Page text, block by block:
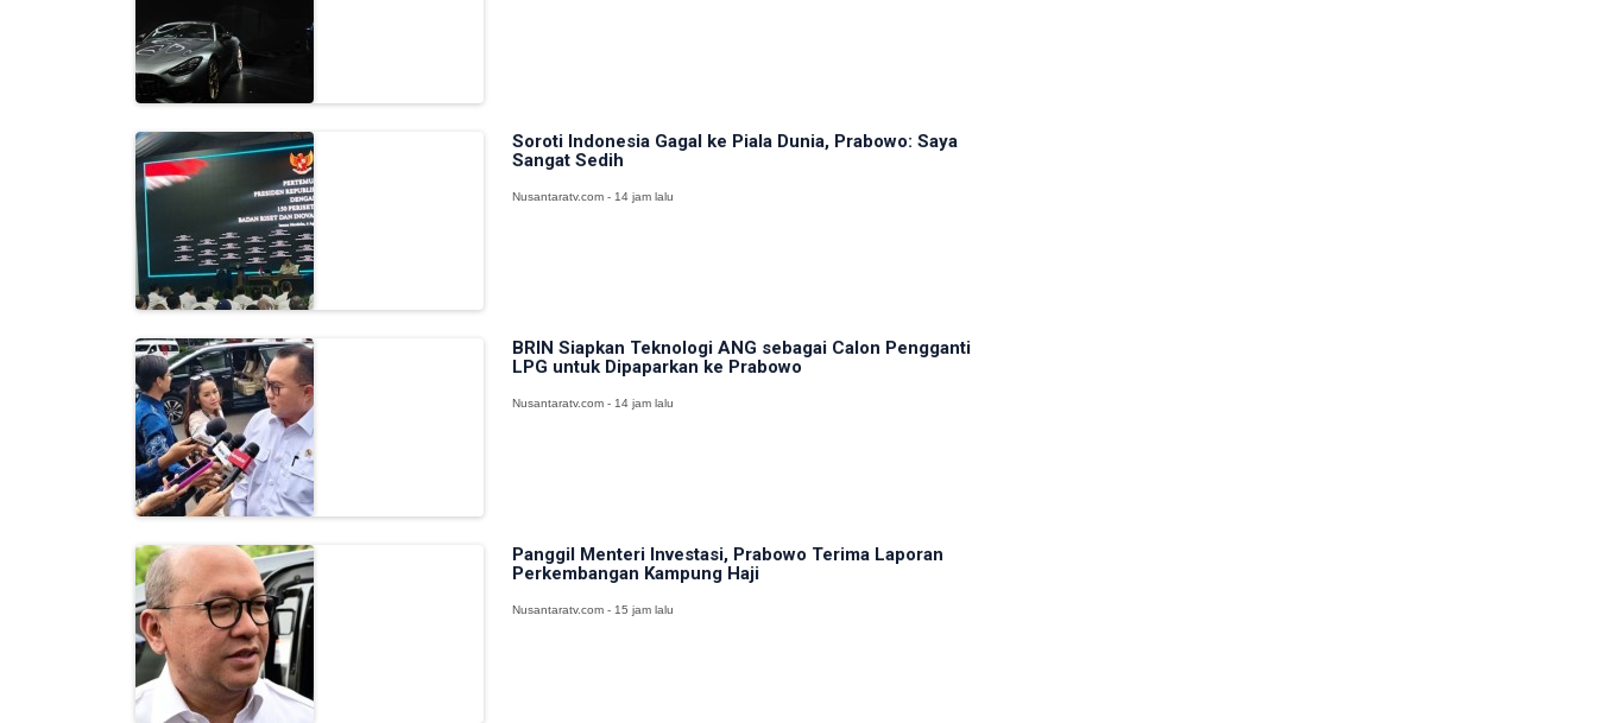
Soroti Indonesia Gagal ke Piala Dunia, Prabowo: Saya
Sangat Sedih
Nusantaratv.com - 14 jam lalu
BRIN Siapkan Teknologi ANG sebagai Calon Pengganti
LPG untuk Dipaparkan ke Prabowo
Nusantaratv.com - 14 jam lalu
Panggil Menteri Investasi, Prabowo Terima Laporan
Perkembangan Kampung Haji
Nusantaratv.com - 15 jam lalu